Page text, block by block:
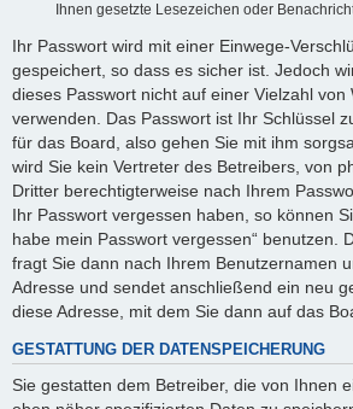
Ihnen gesetzte Lesezeichen oder
Ihr Passwort wird mit einer Einwege-
gespeichert, so dass es sicher ist. Jedoch
dieses Passwort nicht auf einer Vielzahl von
verwenden. Das Passwort ist Ihr Schlüssel
für das Board, also gehen Sie mit ihm
wird Sie kein Vertreter des Betreibers, von
Dritter berechtigterweise nach Ihrem
Ihr Passwort vergessen haben, so können
habe mein Passwort vergessen“ benutzen.
fragt Sie dann nach Ihrem Benutzernamen
Adresse und sendet anschließend ein neu
diese Adresse, mit dem Sie dann auf das
GESTATTUNG DER DATENSPEICHERUNG
Sie gestatten dem Betreiber, die von Ihnen